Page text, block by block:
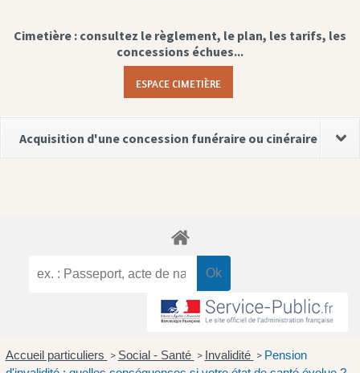
Cimetière : consultez le règlement, le plan, les tarifs, les
concessions échues...
ESPACE CIMETIÈRE
Acquisition d'une concession funéraire ou cinéraire
Accueil particuliers > Social - Santé > Invalidité > Pension